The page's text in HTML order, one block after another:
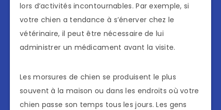
lors d’activités incontournables. Par exemple, si
votre chien a tendance à s’énerver chez le
vétérinaire, il peut être nécessaire de lui
administrer un médicament avant la visite.
Les morsures de chien se produisent le plus
souvent à la maison ou dans les endroits où votre
chien passe son temps tous les jours. Les gens